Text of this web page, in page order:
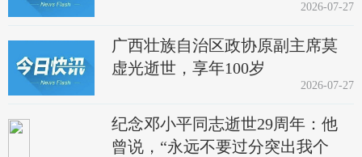
2026-07-27
广西壮族自治区政协原副主席莫
虚光逝世，享年100岁
2026-07-27
纪念邓小平同志逝世29周年：他
曾说，“永远不要过分突出我个